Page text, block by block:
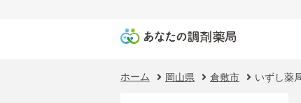
ホーム 岡山県 倉敷市 いずし薬